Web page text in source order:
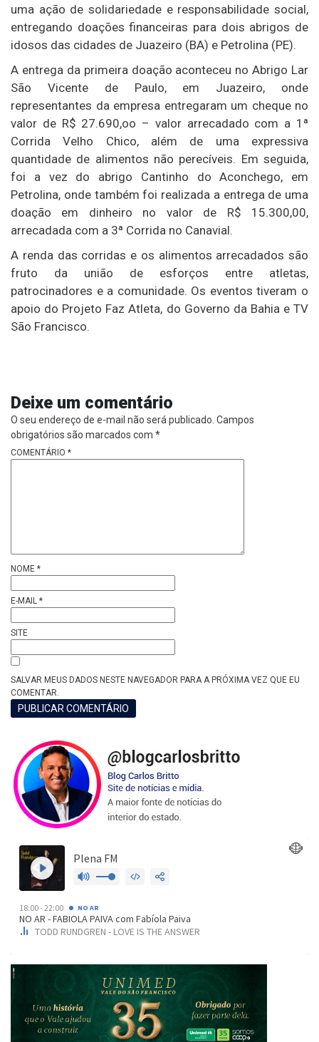
uma ação de solidariedade e responsabilidade social,
entregando doações financeiras para dois abrigos de
idosos das cidades de Juazeiro (BA) e Petrolina (PE).
A entrega da primeira doação aconteceu no Abrigo Lar
São Vicente de Paulo, em Juazeiro, onde
representantes da empresa entregaram um cheque no
valor de R$ 27.690,oo – valor arrecadado com a 1ª
Corrida Velho Chico, além de uma expressiva
quantidade de alimentos não perecíveis. Em seguida,
foi a vez do abrigo Cantinho do Aconchego, em
Petrolina, onde também foi realizada a entrega de uma
doação em dinheiro no valor de R$ 15.300,00,
arrecadada com a 3ª Corrida no Canavial.
A renda das corridas e os alimentos arrecadados são
fruto da união de esforços entre atletas,
patrocinadores e a comunidade. Os eventos tiveram o
apoio do Projeto Faz Atleta, do Governo da Bahia e TV
São Francisco.
Deixe um comentário
O seu endereço de e-mail não será publicado. Campos
obrigatórios são marcados com *
COMENTÁRIO *
NOME *
E-MAIL *
SITE
SALVAR MEUS DADOS NESTE NAVEGADOR PARA A PRÓXIMA VEZ QUE EU
COMENTAR.